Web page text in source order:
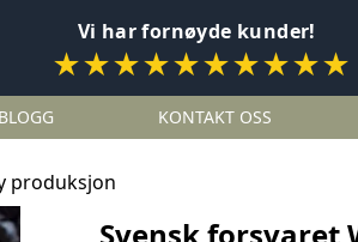
Vi har fornøyde kunder!
★★★★★★★★★★
BLOGG KONTAKT OSS
produksjon